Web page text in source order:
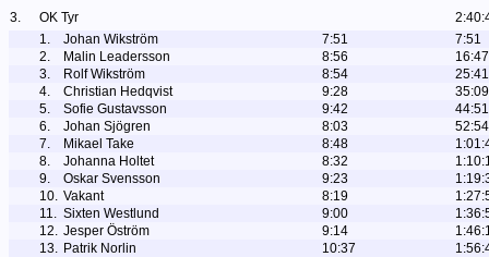
3. OK Tyr
1.
Johan Wikström 7:51
7:51
2.
Malin Leadersson 8:56
16:47
3.
Rolf Wikström 8:54
25:41
4.
Christian Hedqvist 9:28
35:09
5.
Sofie Gustavsson 9:42
44:51
6.
Johan Sjögren 8:03
52:54
7.
Mikael Take 8:48
8.
Johanna Holtet 8:32
9.
Oskar Svensson 9:23
10. Vakant 8:19
11. Sixten Westlund 9:00
12. Jesper Öström 9:14
13. Patrik Norlin 10:37